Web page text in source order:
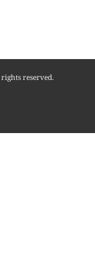
reserved.